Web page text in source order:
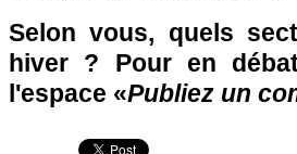
Selon vous, quels
hiver ? Pour en
l'espace «Publiez un